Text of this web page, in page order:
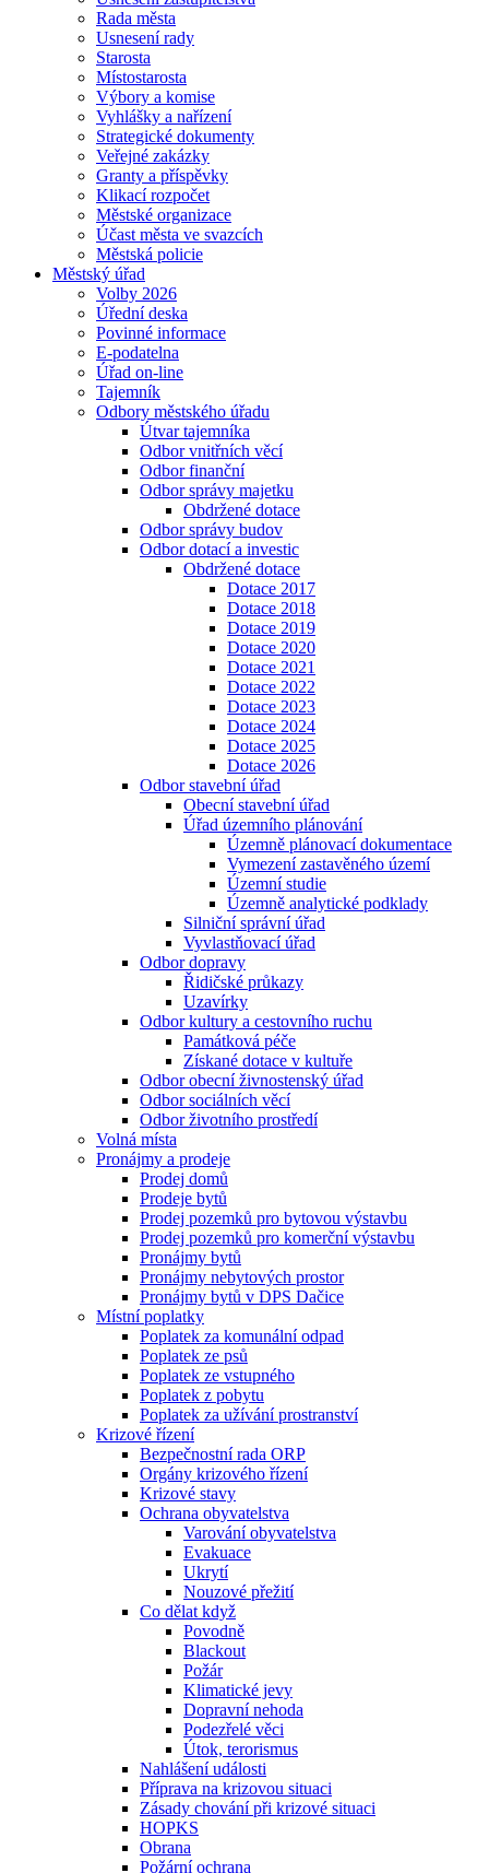
Rada města
Usnesení rady
Starosta
Místostarosta
Výbory a komise
Vyhlášky a nařízení
Strategické dokumenty
Veřejné zakázky
Granty a příspěvky
Klikací rozpočet
Městské organizace
Účast města ve svazcích
Městská policie
Městský úřad
Volby 2026
Úřední deska
Povinné informace
E-podatelna
Úřad on-line
Tajemník
Odbory městského úřadu
Útvar tajemníka
Odbor vnitřních věcí
Odbor finanční
Odbor správy majetku
Obdržené dotace
Odbor správy budov
Odbor dotací a investic
Obdržené dotace
Dotace 2017
Dotace 2018
Dotace 2019
Dotace 2020
Dotace 2021
Dotace 2022
Dotace 2023
Dotace 2024
Dotace 2025
Dotace 2026
Odbor stavební úřad
Obecní stavební úřad
Úřad územního plánování
Územně plánovací dokumentace
Vymezení zastavěného území
Územní studie
Územně analytické podklady
Silniční správní úřad
Vyvlastňovací úřad
Odbor dopravy
Řidičské průkazy
Uzavírky
Odbor kultury a cestovního ruchu
Památková péče
Získané dotace v kultuře
Odbor obecní živnostenský úřad
Odbor sociálních věcí
Odbor životního prostředí
Volná místa
Pronájmy a prodeje
Prodej domů
Prodeje bytů
Prodej pozemků pro bytovou výstavbu
Prodej pozemků pro komerční výstavbu
Pronájmy bytů
Pronájmy nebytových prostor
Pronájmy bytů v DPS Dačice
Místní poplatky
Poplatek za komunální odpad
Poplatek ze psů
Poplatek ze vstupného
Poplatek z pobytu
Poplatek za užívání prostranství
Krizové řízení
Bezpečnostní rada ORP
Orgány krizového řízení
Krizové stavy
Ochrana obyvatelstva
Varování obyvatelstva
Evakuace
Ukrytí
Nouzové přežití
Co dělat když
Povodně
Blackout
Požár
Klimatické jevy
Dopravní nehoda
Podezřelé věci
Útok, terorismus
Nahlášení události
Příprava na krizovou situaci
Zásady chování při krizové situaci
HOPKS
Obrana
Požární ochrana